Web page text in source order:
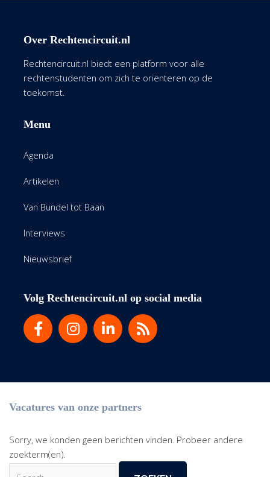
Over Rechtencircuit.nl
Rechtencircuit.nl biedt een platform voor alle
rechtenstudenten om zich te oriënteren op de
toekomst.
Menu
Agenda
Artikelen
Van Bundel tot Baan
Interviews
Nieuwsbrief
Volg Rechtencircuit.nl op social media
Vacatures van onze partners
Sorry, we konden geen berichten vinden. Probeer andere
zoekterm(en).